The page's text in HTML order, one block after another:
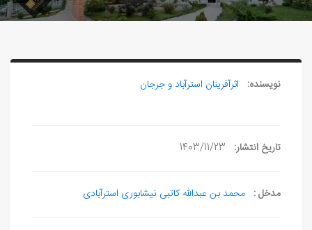
نویسنده: اثرآفرينان استرآباد و جرجان
تاریخ انتشار: 1403/11/23
مدخل : محمد بن عبدالله کاتبی نیشابوری استرآبادی